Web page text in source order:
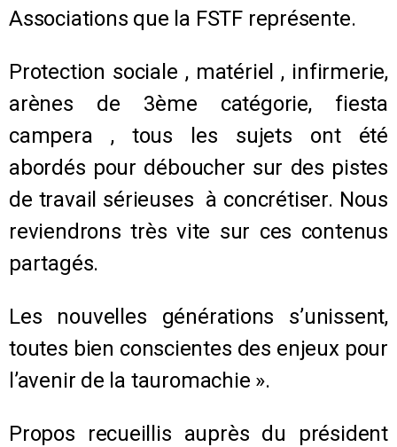
Associations que la FSTF représente.
Protection sociale , matériel , infirmerie,
arènes de 3ème catégorie, fiesta
campera , tous les sujets ont été
abordés pour déboucher sur des pistes
de travail sérieuses à concrétiser. Nous
reviendrons très vite sur ces contenus
partagés.
Les nouvelles générations s’unissent,
toutes bien conscientes des enjeux pour
l’avenir de la tauromachie ».
Propos recueillis auprès du président